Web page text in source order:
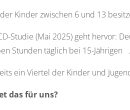
der Kinder zwischen 6 und 13
Studie (Mai 2025) geht hervor:
Stunden täglich bei 15-Jährigen .
ein Viertel der Kinder und
das für uns?